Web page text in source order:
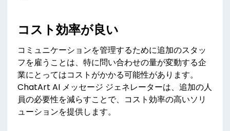
コスト効率が良い
コミュニケーションを管理するために追加のスタッ
フを雇うことは、特に問い合わせの量が変動する企
業にとってはコストがかかる可能性があります。
ChatArt AI メッセージ ジェネレーターは、追加の人
員の必要性を減らすことで、コスト効率の高いソリ
ューションを提供します。